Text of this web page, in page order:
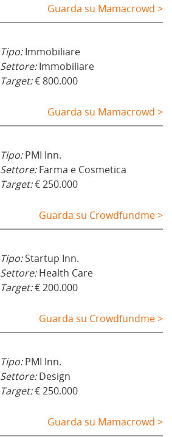
Guarda su Mamacrowd >
Tipo:Immobiliare
Settore:Immobiliare
Target:€ 800.000
Guarda su Mamacrowd >
Tipo:PMI Inn.
Settore:Farma e Cosmetica
Target:€ 250.000
Guarda su Crowdfundme >
Tipo:Startup Inn.
Settore:Health Care
Target:€ 200.000
Guarda su Crowdfundme >
Tipo:PMI Inn.
Settore:Design
Target:€ 250.000
Guarda su Mamacrowd >